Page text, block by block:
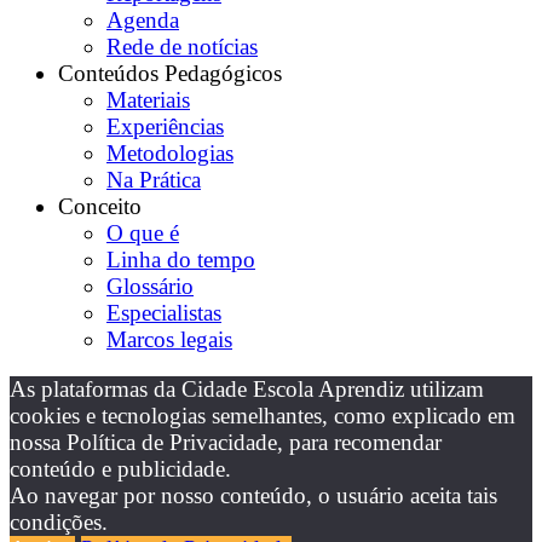
Agenda
Rede de notícias
Conteúdos Pedagógicos
Materiais
Experiências
Metodologias
Na Prática
Conceito
O que é
Linha do tempo
Glossário
Especialistas
Marcos legais
As plataformas da Cidade Escola Aprendiz utilizam
cookies e tecnologias semelhantes, como explicado em
nossa Política de Privacidade, para recomendar
conteúdo e publicidade.
Ao navegar por nosso conteúdo, o usuário aceita tais
condições.